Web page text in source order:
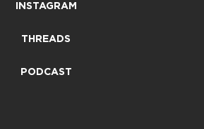
INSTAGRAM
THREADS
PODCAST